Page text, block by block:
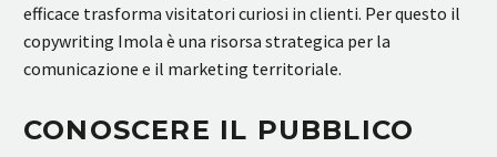
efficace trasforma visitatori curiosi in clienti. Per questo il
copywriting Imola è una risorsa strategica per la
comunicazione e il marketing territoriale.
CONOSCERE IL PUBBLICO